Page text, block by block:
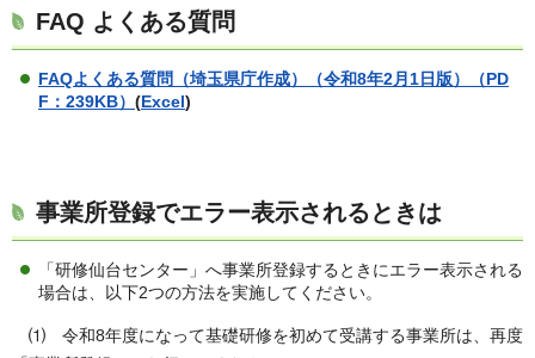
FAQ よくある質問
FAQよくある質問（埼玉県庁作成）（令和8年2月1日版）（PD
F：239KB） (Excel)
事業所登録でエラー表示されるときは
「研修仙台センター」へ事業所登録するときにエラー表示される
場合は、以下2つの方法を実施してください。
⑴ 令和8年度になって基礎研修を初めて受講する事業所は、再度